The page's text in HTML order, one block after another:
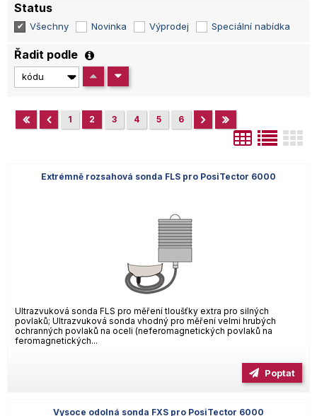
Status
Všechny Novinka Výprodej Speciální nabídka
Řadit podle
1 2 3 4 5 6
Extrémně rozsahová sonda FLS pro PosiTector 6000
Ultrazvuková sonda FLS pro měření tloušťky extra pro silných
povlaků; Ultrazvuková sonda vhodný pro měření velmi hrubých
ochranných povlaků na oceli (neferomagnetických povlaků na
feromagnetických...
Poptat
Vysoce odolná sonda FXS pro PosiTector 6000